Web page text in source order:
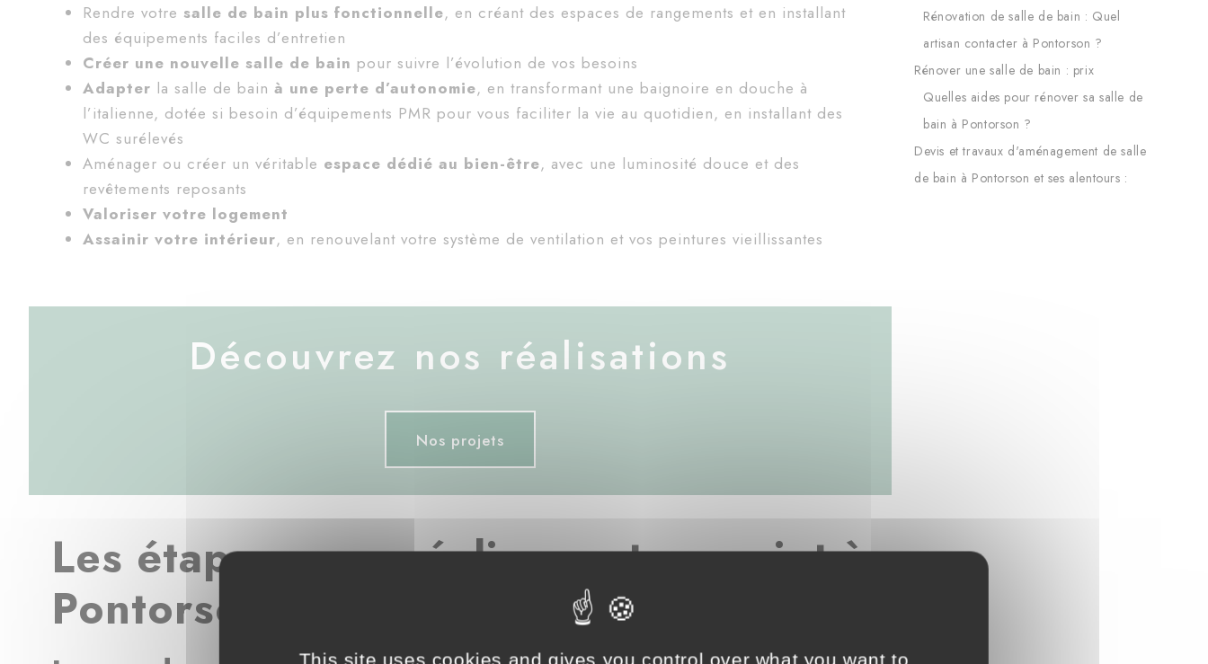
Rendre votre salle de bain plus fonctionnelle, en créant des espaces de rangements et en installant
des équipements faciles d’entretien
Créer une nouvelle salle de bain pour suivre l’évolution de vos besoins
Adapter la salle de bain à une perte d’autonomie, en transformant une baignoire en douche à
l’italienne, dotée si besoin d’équipements PMR pour vous faciliter la vie au quotidien, en installant des
WC surélevés
Aménager ou créer un véritable espace dédié au bien-être, avec une luminosité douce et des
revêtements reposants
Valoriser votre logement
Assainir votre intérieur, en renouvelant votre système de ventilation et vos peintures vieillissantes
Découvrez nos réalisations
Nos projets
Les étapes pour réaliser votre projet à
Pontorson
Rénovation de salle de bain : Quel
artisan contacter à Pontorson ?
Rénover une salle de bain : prix
Quelles aides pour rénover sa salle de
bain à Pontorson ?
Devis et travaux d'aménagement de salle
de bain à Pontorson et ses alentours :
This site uses cookies and gives you control over what you want to